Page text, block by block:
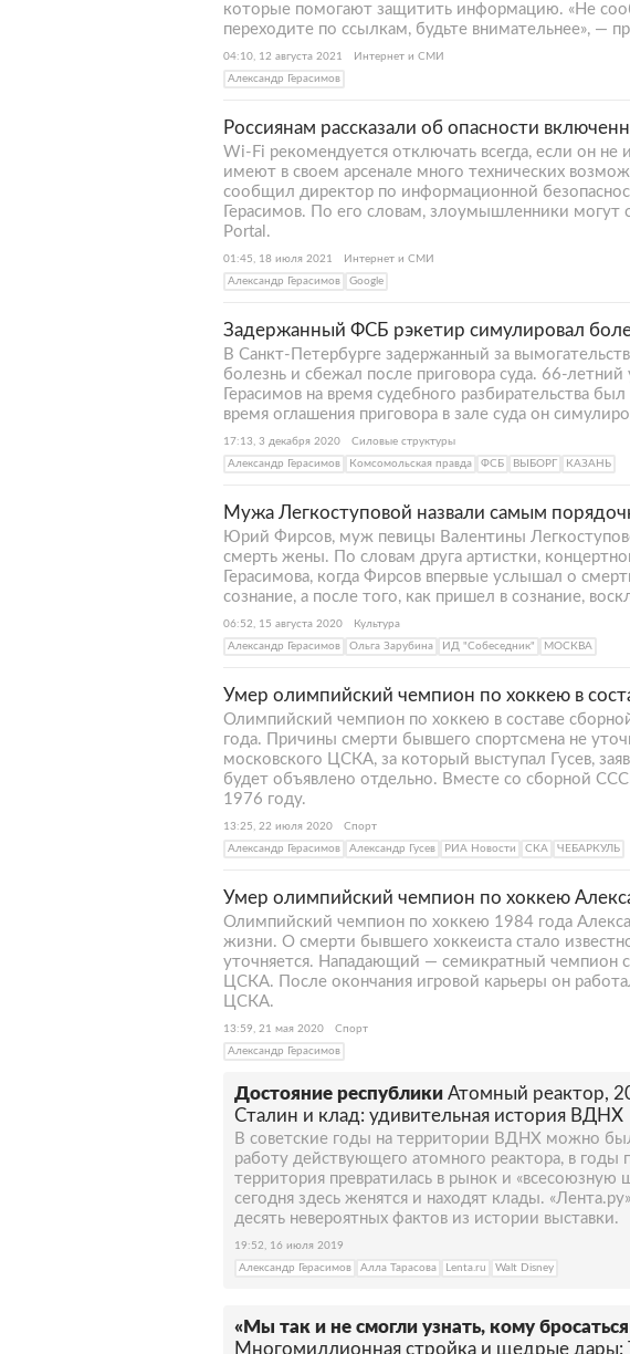
которые помогают защитить информацию. «Не
переходите по ссылкам, будьте внимательнее», —
04:10, 12 августа 2021
Интернет и СМИ
Александр Герасимов
Россиянам рассказали об опасности
Wi-Fi рекомендуется отключать всегда, если он не
имеют в своем арсенале много технических
сообщил директор по информационной
Герасимов. По его словам, злоумышленники
Portal.
01:45, 18 июля 2021
Интернет и СМИ
Александр Герасимов
Google
Задержанный ФСБ рэкетир симулировал
В Санкт-Петербурге задержанный за
болезнь и сбежал после приговора суда. 66-
Герасимов на время судебного разбирательства
время оглашения приговора в зале суда он
17:13, 3 декабря 2020
Силовые структуры
Александр Герасимов
Комсомольская правда ФСБ ВЫБОРГ КАЗАНЬ
Мужа Легкоступовой назвали самым
Юрий Фирсов, муж певицы Валентины
смерть жены. По словам друга артистки,
Герасимова, когда Фирсов впервые услышал о
сознание, а после того, как пришел в сознание,
06:52, 15 августа 2020
Культура
Александр Герасимов
Ольга Зарубина ИД "Собеседник" МОСКВА
Умер олимпийский чемпион по хоккею в
Олимпийский чемпион по хоккею в составе
года. Причины смерти бывшего спортсмена не
московского ЦСКА, за который выступал Гусев,
будет объявлено отдельно. Вместе со сборной
1976 году.
13:25, 22 июля 2020
Спорт
Александр Герасимов
Александр Гусев РИА Новости СКА ЧЕБАРКУЛЬ
Умер олимпийский чемпион по хоккею
Олимпийский чемпион по хоккею 1984 года
жизни. О смерти бывшего хоккеиста стало
уточняется. Нападающий — семикратный чемпион
ЦСКА. После окончания игровой карьеры он
ЦСКА.
13:59, 21 мая 2020
Спорт
Александр Герасимов
Достояние республики Атомный реактор,
Сталин и клад: удивительная история ВДНХ
В советские годы на территории ВДНХ можно
работу действующего атомного реактора, в годы
территория превратилась в рынок и «всесоюзную
сегодня здесь женятся и находят клады.
десять невероятных фактов из истории выставки.
19:52, 16 июля 2019
Александр Герасимов
Алла Тарасова Lenta.ru Walt Disney
«Мы так и не смогли узнать, кому бросаться
Многомиллионная стройка и щедрые дары: